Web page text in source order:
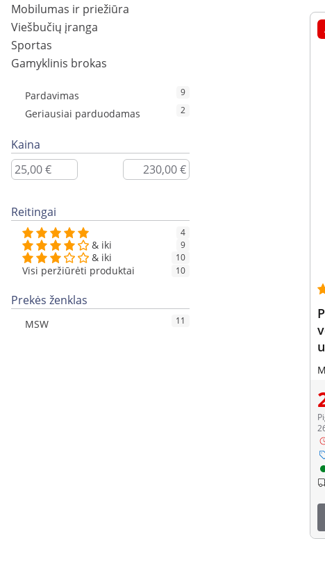
Mobilumas ir priežiūra
Viešbučių įranga
Sportas
Gamyklinis brokas
Pardavimas 9
Geriausiai parduodamas 2
Kaina
Reitingai
4
& iki 9
& iki 10
Visi peržiūrėti produktai 10
Prekės ženklas
MSW 11